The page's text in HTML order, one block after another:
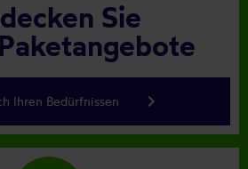
Sie
Ihren Bedürfnissen keyboard_arrow_right